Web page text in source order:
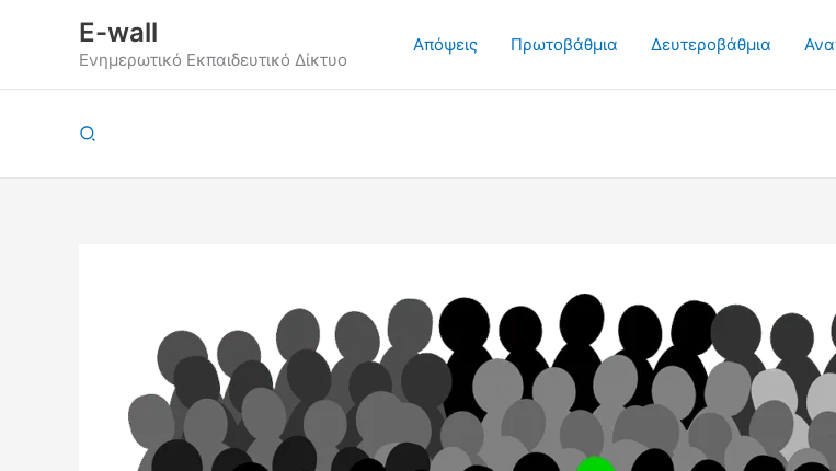
περιεχόμενο
E-wall
Ενημερωτικό Εκπαιδευτικό Δίκτυο
Απόψεις Πρωτοβάθμια Δευτεροβάθμια
Αναζήτηση